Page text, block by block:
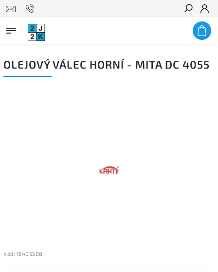
Hledat
OLEJOVÝ VÁLEC HORNÍ - MITA DC 4055
Kód: 16405508